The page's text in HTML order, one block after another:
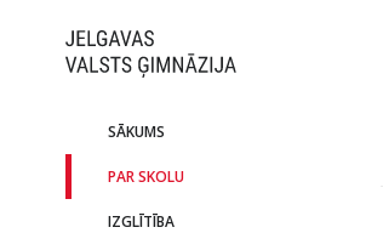
SĀKUMS
PAR SKOLU
IZGLĪTĪBA